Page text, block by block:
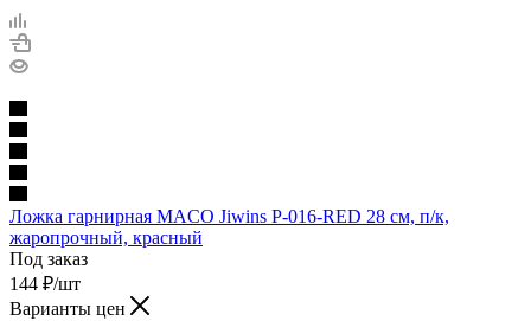
Ложка гарнирная MACO Jiwins P-016-RED 28 см, п/к,
жаропрочный, красный
Под заказ
144 ₽/шт
Варианты цен